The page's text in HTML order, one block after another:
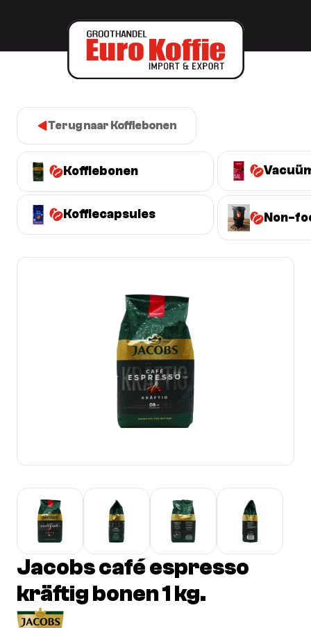
Terug naar Koffiebonen
Koffiebonen
Koffiecapsules Non-
Jacobs café espresso
kräftig bonen 1 kg.